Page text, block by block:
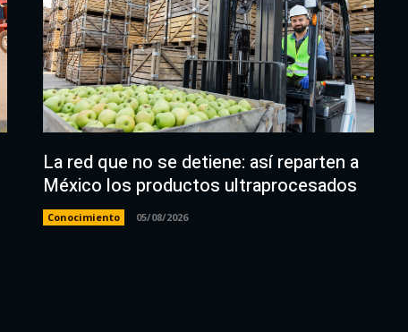
La red que no se detiene: así reparten a
México los productos ultraprocesados
Conocimiento 05/08/2026